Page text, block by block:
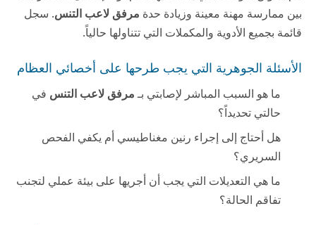
بين ممارسة مهنة معينة وزيادة حدة مرفق لاعب التنس. سجل
قائمة بجميع الأدوية والمكملات التي تتناولها حالياً.
الأسئلة الجوهرية التي يجب طرحها على أخصائي العظام
ما هو السبب المباشر لإصابتي بـمرفق لاعب التنس في
حالتي تحديداً؟
هل أحتاج إلى إجراء رنين مغناطيسي أم يكفي الفحص
السريري؟
ما هي التعديلات التي يجب أن أجريها على بيئة عملي لتجنب
تفاقم الحالة؟